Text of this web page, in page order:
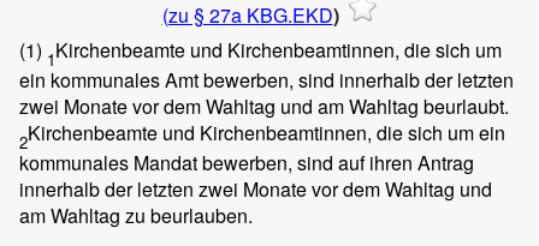
(zu § 27a KBG.EKD)
(1) 1Kirchenbeamte und Kirchenbeamtinnen, die sich um
ein kommunales Amt bewerben, sind innerhalb der letzten
zwei Monate vor dem Wahltag und am Wahltag beurlaubt.
2Kirchenbeamte und Kirchenbeamtinnen, die sich um ein
kommunales Mandat bewerben, sind auf ihren Antrag
innerhalb der letzten zwei Monate vor dem Wahltag und
am Wahltag zu beurlauben.